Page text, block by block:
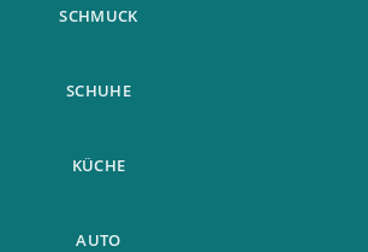
SCHMUCK
SCHUHE
KÜCHE
AUTO